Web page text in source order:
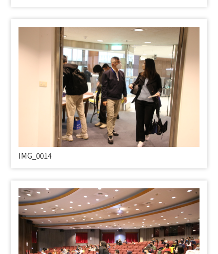
IMG_0014